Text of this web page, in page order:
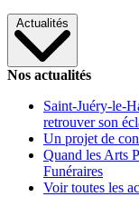
Actualités
Nos actualités
Saint-Juéry-le-
retrouver son
Un projet de
Quand les Arts
Funéraires
Voir toutes les